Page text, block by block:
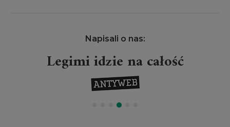
Napisali o nas:
Legimi idzie na całość